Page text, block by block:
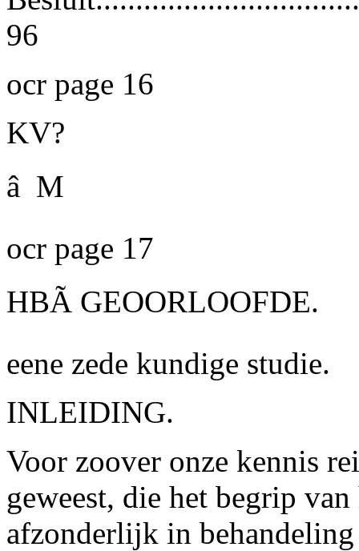
96
ocr page 16
KV?
â M
ocr page 17
HBÃ GEOORLOOFDE.
eene zede kundige studie.
INLEIDING.
Voor zoover onze kennis
geweest, die het begrip
afzonderlijk in